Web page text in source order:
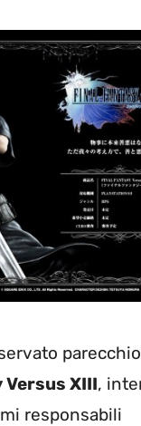
Versus XIII,
responsabili